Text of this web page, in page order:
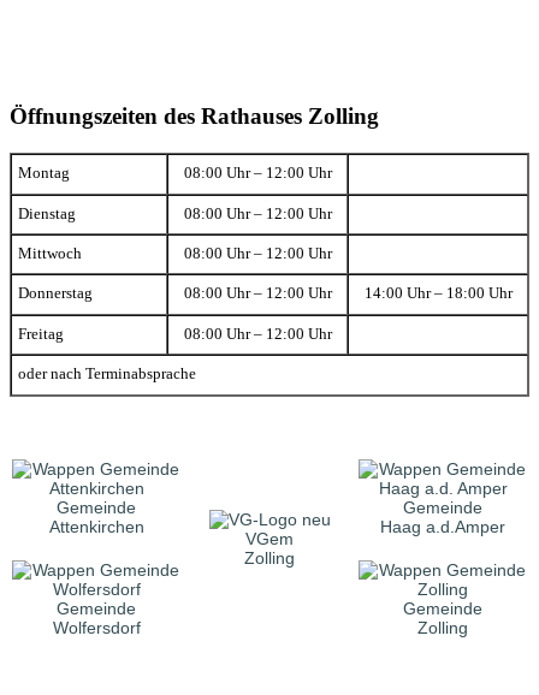
Öffnungszeiten des Rathauses Zolling
Montag 08:00 Uhr – 12:00 Uhr
Dienstag 08:00 Uhr – 12:00 Uhr
Mittwoch 08:00 Uhr – 12:00 Uhr
Donnerstag 08:00 Uhr – 12:00 Uhr 14:00 Uhr – 18:00 Uhr
Freitag 08:00 Uhr – 12:00 Uhr
oder nach Terminabsprache
Gemeinde
Attenkirchen
VGem
Zolling
Gemeinde
Haag a.d.Amper
Gemeinde
Wolfersdorf
Gemeinde
Zolling